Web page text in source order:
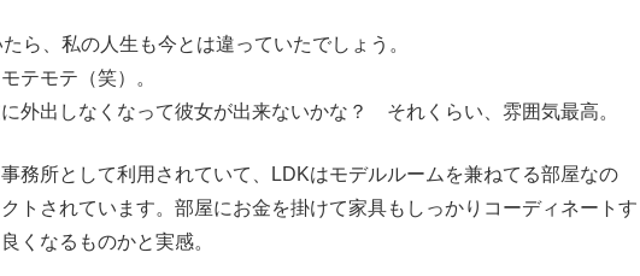
ら、私の人生も今とは違っていたでしょう。
テモテ（笑）。
外出しなくなって彼女が出来ないかな？ それくらい、雰囲気最高。
務所として利用されていて、LDKはモデルルームを兼ねてる部屋なの
トされています。部屋にお金を掛けて家具もしっかりコーディネートす
くなるものかと実感。